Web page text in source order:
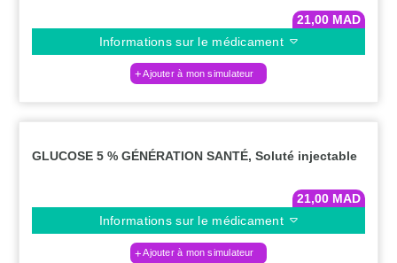
21,00 MAD
Informations sur le médicament
Ajouter à mon simulateur
GLUCOSE 5 % GÉNÉRATION SANTÉ, Soluté injectable
21,00 MAD
Informations sur le médicament
Ajouter à mon simulateur